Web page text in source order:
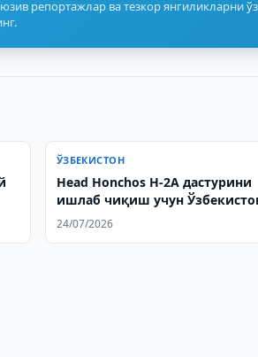
репортажлар ва тезкор янгиликларни
ЎЗБЕКИСТОН
Head Honchos H-2А дастурини
ишлаб чиқиш учун
ташриф буюради
24/07/2026